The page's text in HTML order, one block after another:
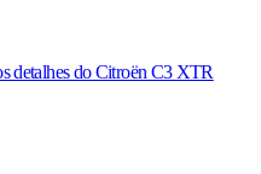
detalhes do Citroën C3 XTR